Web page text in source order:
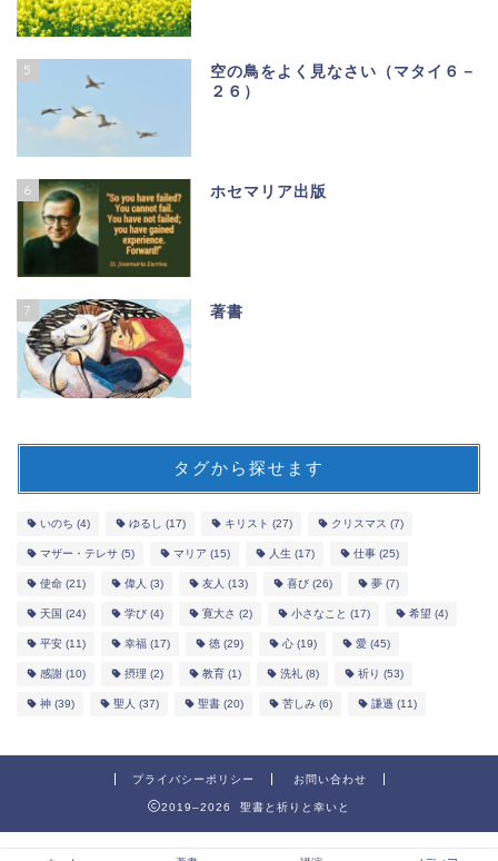
5
空の鳥をよく見なさい（マタイ６－
２６）
6 ホセマリア出版
7 著書
タグから探せます
いのち (4) ゆるし (17) キリスト (27) クリスマス (7)
マザー・テレサ (5) マリア (15) 人生 (17) 仕事 (25)
使命 (21) 偉人 (3) 友人 (13) 喜び (26) 夢 (7)
天国 (24) 学び (4) 寛大さ (2) 小さなこと (17) 希望 (4)
平安 (11) 幸福 (17) 徳 (29) 心 (19) 愛 (45)
感謝 (10) 摂理 (2) 教育 (1) 洗礼 (8) 祈り (53)
神 (39) 聖人 (37) 聖書 (20) 苦しみ (6) 謙遜 (11)
プライバシーポリシー お問い合わせ
2019–2026 聖書と祈りと幸いと